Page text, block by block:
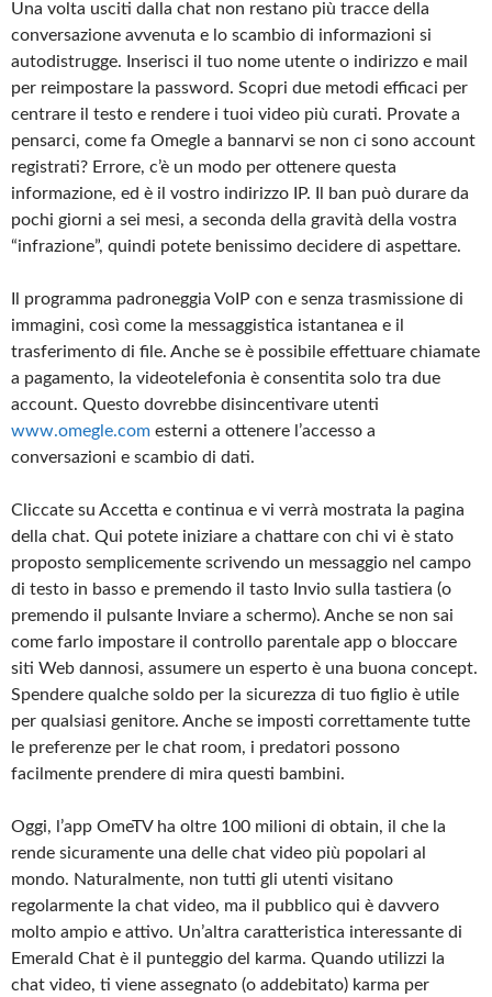
Una volta usciti dalla chat non restano più tracce della
conversazione avvenuta e lo scambio di informazioni si
autodistrugge. Inserisci il tuo nome utente o indirizzo e mail
per reimpostare la password. Scopri due metodi efficaci per
centrare il testo e rendere i tuoi video più curati. Provate a
pensarci, come fa Omegle a bannarvi se non ci sono account
registrati? Errore, c’è un modo per ottenere questa
informazione, ed è il vostro indirizzo IP. Il ban può durare da
pochi giorni a sei mesi, a seconda della gravità della vostra
“infrazione”, quindi potete benissimo decidere di aspettare.
Il programma padroneggia VoIP con e senza trasmissione di
immagini, così come la messaggistica istantanea e il
trasferimento di file. Anche se è possibile effettuare chiamate
a pagamento, la videotelefonia è consentita solo tra due
account. Questo dovrebbe disincentivare utenti
www.omegle.com esterni a ottenere l’accesso a
conversazioni e scambio di dati.
Cliccate su Accetta e continua e vi verrà mostrata la pagina
della chat. Qui potete iniziare a chattare con chi vi è stato
proposto semplicemente scrivendo un messaggio nel campo
di testo in basso e premendo il tasto Invio sulla tastiera (o
premendo il pulsante Inviare a schermo). Anche se non sai
come farlo impostare il controllo parentale app o bloccare
siti Web dannosi, assumere un esperto è una buona concept.
Spendere qualche soldo per la sicurezza di tuo figlio è utile
per qualsiasi genitore. Anche se imposti correttamente tutte
le preferenze per le chat room, i predatori possono
facilmente prendere di mira questi bambini.
Oggi, l’app OmeTV ha oltre 100 milioni di obtain, il che la
rende sicuramente una delle chat video più popolari al
mondo. Naturalmente, non tutti gli utenti visitano
regolarmente la chat video, ma il pubblico qui è davvero
molto ampio e attivo. Un’altra caratteristica interessante di
Emerald Chat è il punteggio del karma. Quando utilizzi la
chat video, ti viene assegnato (o addebitato) karma per